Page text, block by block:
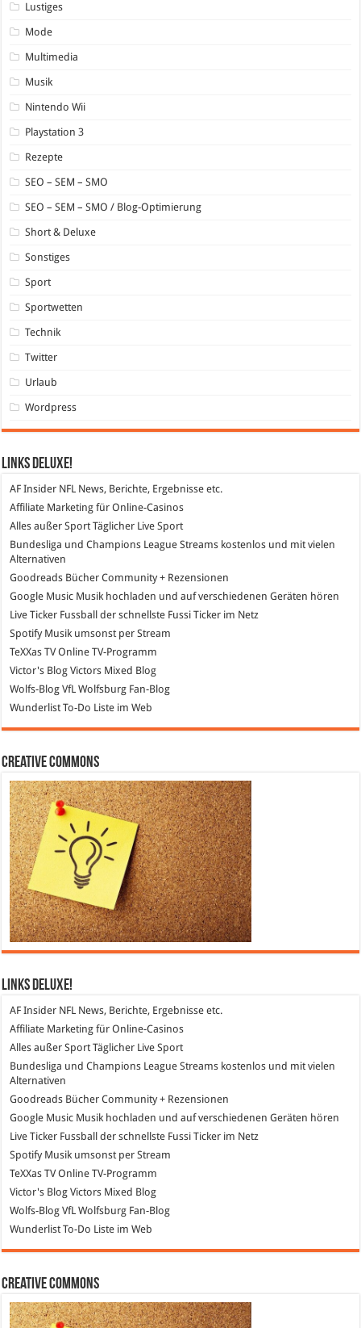
Lustiges
Mode
Multimedia
Musik
Nintendo Wii
Playstation 3
Rezepte
SEO – SEM – SMO
SEO – SEM – SMO / Blog-Optimierung
Short & Deluxe
Sonstiges
Sport
Sportwetten
Technik
Twitter
Urlaub
Wordpress
Links DeLuXe!
AF Insider NFL News, Berichte, Ergebnisse etc.
Affiliate Marketing für Online-Casinos
Alles außer SportTäglicher Live Sport
Bundesliga und Champions League Streams kostenlos und mit vielen
Alternativen
Goodreads Bücher Community + Rezensionen
Google Music Musik hochladen und auf verschiedenen Geräten hören
Live Ticker Fussball
der schnellste Fussi Ticker im Netz
SpotifyMusik umsonst per Stream
TeXXas TVOnline TV-Programm
Victor's Blog Victors Mixed Blog
Wolfs-Blog VfL Wolfsburg Fan-Blog
WunderlistTo-Do Liste im Web
Creative Commons
Links DeLuXe!
AF Insider NFL News, Berichte, Ergebnisse etc.
Affiliate Marketing für Online-Casinos
Alles außer Sport Täglicher Live Sport
Bundesliga und Champions League Streams kostenlos und mit vielen
Alternativen
Goodreads Bücher Community + Rezensionen
Google Music Musik hochladen und auf verschiedenen Geräten hören
Live Ticker Fussball der schnellste Fussi Ticker im Netz
SpotifyMusik umsonst per Stream
TeXXas TVOnline TV-Programm
Victor's Blog Victors Mixed Blog
Wolfs-Blog VfL Wolfsburg Fan-Blog
Wunderlist To-Do Liste im Web
Creative Commons